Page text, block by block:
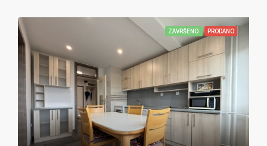
ZAVRŠENO PRODANO